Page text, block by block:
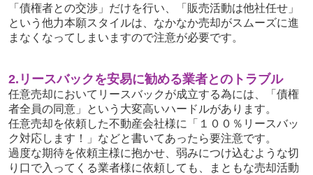
「債権者との交渉」だけを⾏い、「販売活動は他社任せ」
という他⼒本願スタイルは、なかなか売却がスムーズに進
まなくなってしまいますので注意が必要です。
2.リースバックを安易に勧める業者とのトラブル
任意売却においてリースバックが成⽴する為には、「債権
者全員の同意」という⼤変⾼いハードルがあります。
任意売却を依頼した不動産会社様に「１００％リースバッ
ク対応します！」などと書いてあったら要注意です。
過度な期待を依頼主様に抱かせ、弱みにつけ込むような切
り⼝で⼊ってくる業者様に依頼しても、まともな売却活動